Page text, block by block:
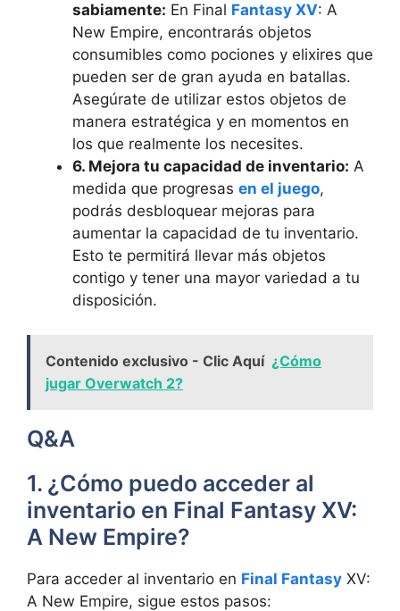
sabiamente: En⁢ Final Fantasy XV: A
New⁣ Empire, encontrarás objetos​
consumibles como pociones y elixires‌ que
pueden ser de gran ayuda en batallas.
Asegúrate de utilizar estos​ objetos de
manera estratégica y en momentos en
los que realmente los necesites.
6. Mejora tu capacidad de inventario: A ​
medida que progresas en el juego,
podrás desbloquear mejoras para⁣
aumentar‍ la‌ capacidad de tu inventario.
Esto te permitirá llevar más objetos
contigo y tener una mayor variedad a tu
disposición.
Contenido exclusivo - Clic Aquí ¿Cómo
jugar Overwatch 2?
Q&A
1. ¿Cómo puedo acceder al
inventario en Final Fantasy XV:
A New Empire?
Para acceder al inventario en Final Fantasy XV:
A New Empire, sigue estos⁢ pasos: